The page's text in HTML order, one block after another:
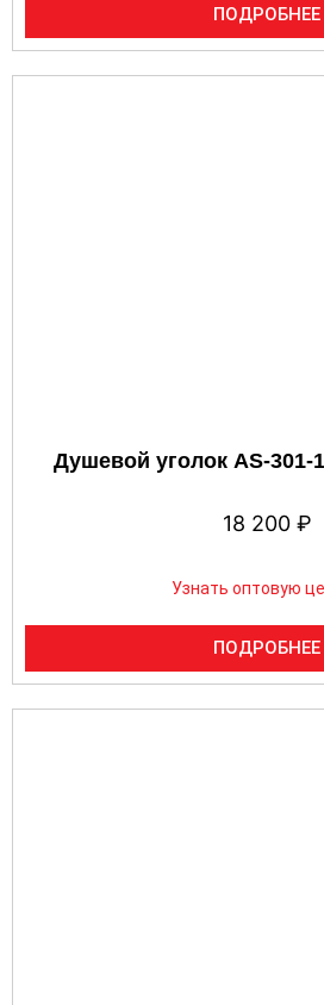
ПОДРОБНЕЕ
Душевой уголок AS-301-
18 200 ₽
Узнать оптовую
ПОДРОБНЕЕ